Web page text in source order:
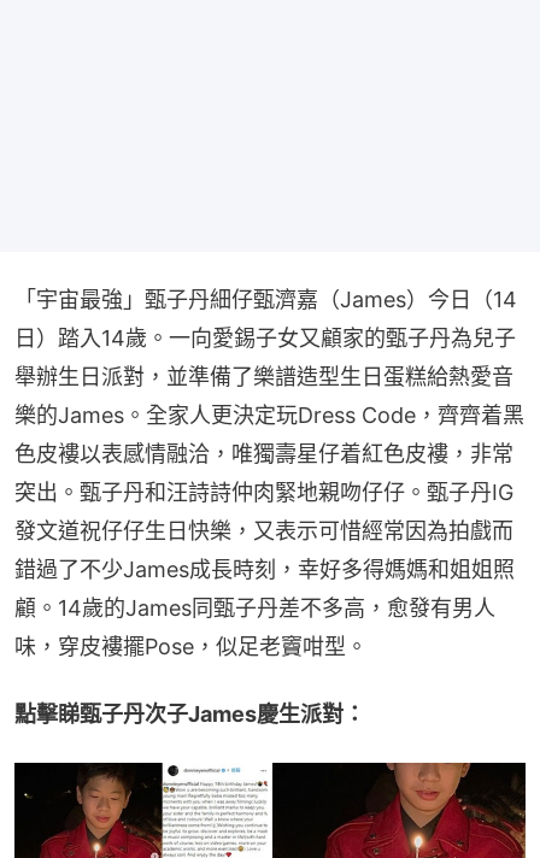
「宇宙最強」甄子丹細仔甄濟嘉（James）今日（14
日）踏入14歲。一向愛錫子女又顧家的甄子丹為兒子
舉辦生日派對，並準備了樂譜造型生日蛋糕給熱愛音
樂的James。全家人更決定玩Dress Code，齊齊着黑
色皮褸以表感情融洽，唯獨壽星仔着紅色皮褸，非常
突出。甄子丹和汪詩詩仲肉緊地親吻仔仔。甄子丹IG
發文道祝仔仔生日快樂，又表示可惜經常因為拍戲而
錯過了不少James成長時刻，幸好多得媽媽和姐姐照
顧。14歲的James同甄子丹差不多高，愈發有男人
味，穿皮褸擺Pose，似足老竇咁型。
點擊睇甄子丹次子James慶生派對：